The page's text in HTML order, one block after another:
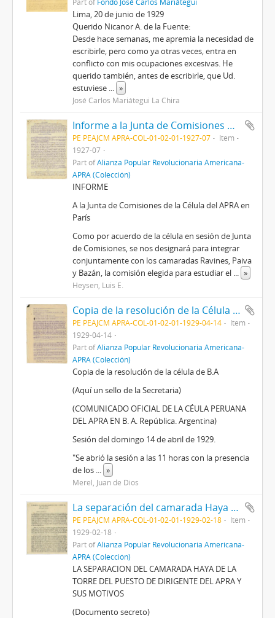
Lima, 20 de junio de 1929
Querido Nicanor A. de la Fuente:
Desde hace semanas, me apremia la necesidad de
escribirle, pero como ya otras veces, entra en
conflicto con mis ocupaciones excesivas. He
querido también, antes de escribirle, que Ud.
estuviese ... »
José Carlos Mariátegui La Chira
Informe a la Junta de Comisiones de la Célula del APRA en París, [7/1927]
PE PEAJCM APRA-COL-01-02-01-1927-07
Item
1927-07
Part ofAlianza Popular Revolucionaria Americana-
APRA (Colección)
INFORME
A la Junta de Comisiones de la Célula del APRA en
París
Como por acuerdo de la célula en sesión de Junta
de Comisiones, se nos designará para integrar
conjuntamente con los camaradas Ravines, Paiva
y Bazán, la comisión elegida para estudiar el ... »
Heysen, Luis E.
Copia de la resolución de la Célula Peruana del APRA en Buenos Aires, 14/4/1929
PE PEAJCM APRA-COL-01-02-01-1929-04-14
Item
1929-04-14
Part ofAlianza Popular Revolucionaria Americana-
APRA (Colección)
Copia de la resolución de la célula de B.A
(Aquí un sello de la Secretaria)
(COMUNICADO OFICIAL DE LA CÉULA PERUANA
DEL APRA EN B. A. República. Argentina)
Sesión del domingo 14 de abril de 1929.
"Se abrió la sesión a las 11 horas con la presencia
de los ... »
Merel, Juan de Dios
La separación del camarada Haya de la Torre del puesto de dirigente del APRA y sus motivos, 18/2/1929
PE PEAJCM APRA-COL-01-02-01-1929-02-18
Item
1929-02-18
Part ofAlianza Popular Revolucionaria Americana-
APRA (Colección)
LA SEPARACION DEL CAMARADA HAYA DE LA
TORRE DEL PUESTO DE DIRIGENTE DEL APRA Y
SUS MOTIVOS
(Documento secreto)